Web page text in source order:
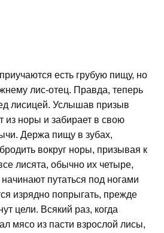
есть грубую пищу, но
лис-отец. Правда, теперь
лисицей. Услышав призыв
из норы и забирает в свою
Держа пищу в зубах,
вокруг норы, призывая к
лисята, обычно их четыре,
путаться под ногами
изрядно попрыгать, прежде
цели. Всякий раз, когда
мясо из пасти взрослой лисы,